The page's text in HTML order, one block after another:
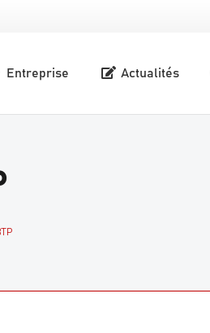
Entreprise Actualités